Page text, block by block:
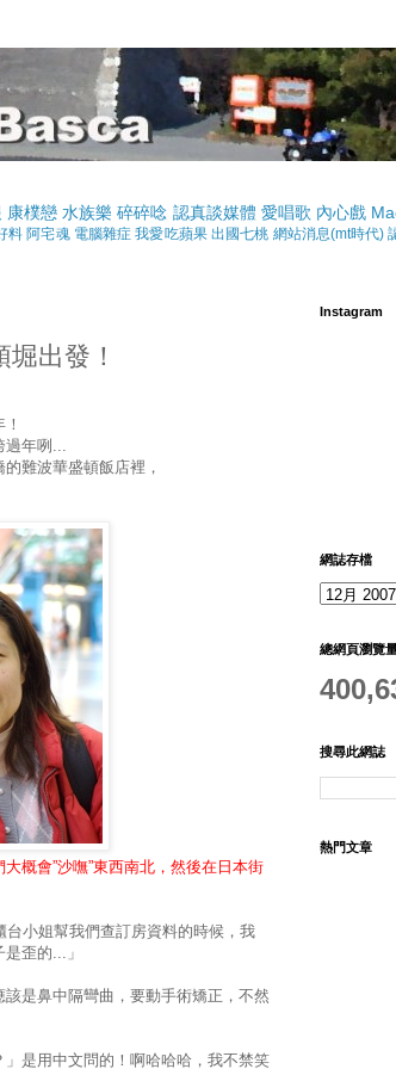
康樸戀 水族樂 碎碎唸 認真談媒體 愛唱歌 內心戲
料 阿宅魂 電腦雜症 我愛吃蘋果 出國七桃 網站消息(mt時代)
出發！
年咧...
難波華盛頓飯店裡，
概會”沙嘸”東西南北，然後在日本街
小姐幫我們查訂房資料的時候，我
歪的...」
是鼻中隔彎曲，要動手術矯正，不然
是用中文問的！啊哈哈哈，我不禁笑
Instagram
網誌存檔
總網頁瀏覽
搜尋此網誌
熱門文章